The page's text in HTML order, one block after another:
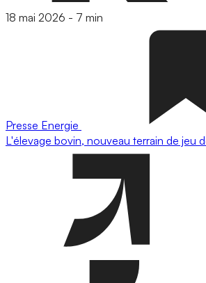
18 mai 2026 - 7 min
Presse Energie
L'élevage bovin, nouveau terrain de jeu